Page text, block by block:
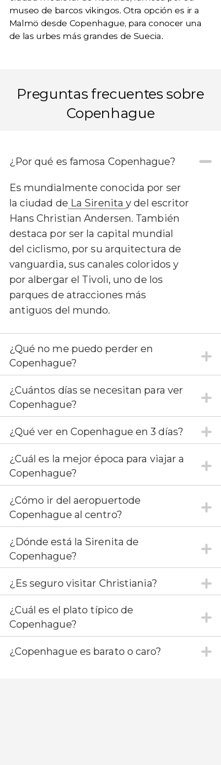
museo de barcos vikingos. Otra opción es ir a
Malmö desde Copenhague, para conocer una
de las urbes más grandes de Suecia.
Preguntas frecuentes sobre
Copenhague
¿Por qué es famosa Copenhague?
Es mundialmente conocida por ser
la ciudad de La Sirenitay del escritor
Hans Christian Andersen. También
destaca por ser la capital mundial
del ciclismo, por su arquitectura de
vanguardia, sus canales coloridos y
por albergar el Tivoli, uno de los
parques de atracciones más
antiguos del mundo.
¿Qué no me puedo perder en
Copenhague?
¿Cuántos días se necesitan para ver
Copenhague?
¿Qué ver en Copenhague en 3 días?
¿Cuál es la mejor época para viajar a
Copenhague?
¿Cómo ir del aeropuertode
Copenhague al centro?
¿Dónde está la Sirenita de
Copenhague?
¿Es seguro visitar Christiania?
¿Cuál es el plato típico de
Copenhague?
¿Copenhague es barato o caro?